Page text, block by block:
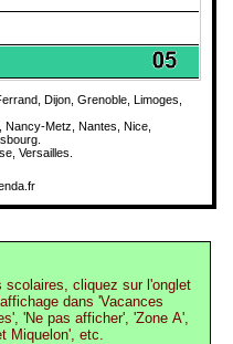
Dijon, Grenoble, Limoges,
Nancy-Metz, Nantes, Nice,
Versailles.
scolaires, cliquez sur l'onglet
dans 'Vacances
'Ne pas afficher', 'Zone A',
Miquelon', etc.